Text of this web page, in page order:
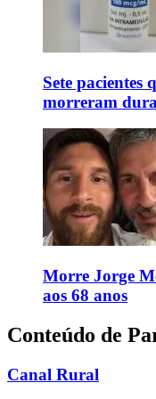
Sete pacientes
morreram
Morre Jorge
aos 68 anos
Conteúdo de
Canal Rural